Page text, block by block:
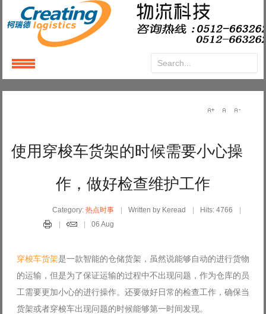
使用穿梭车货架的时候需要小心操
作，做好检查维护工作
Category:热点时事 Written by Keread
Hits: 4766
06 Aug
穿梭车货架是一款智能的仓储货架，虽然说能够自动的进行货物
的运输，但是为了保证运输的过程中不出现问题，作为仓库的员
工需要更加小心的进行操作。还要做好日常的检查工作，确保当
货架或者穿梭车出现问题的时候能够第一时间发现。
LoginorRegister
Remember Me
Log in with Facebook
Forgot your password?
Forgot your username?